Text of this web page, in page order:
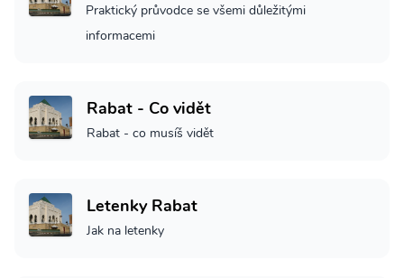
Praktický průvodce se všemi důležitými
informacemi
Rabat - Co vidět
Rabat - co musíš vidět
Letenky Rabat
Jak na letenky